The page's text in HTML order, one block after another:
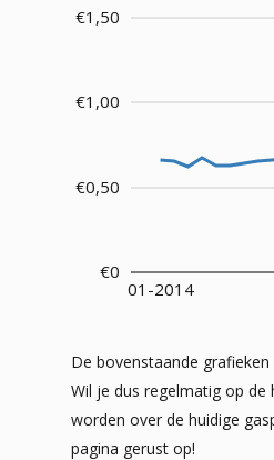
De bovenstaande
Wil je dus regelmatig op de
worden over de huidige
pagina gerust op!